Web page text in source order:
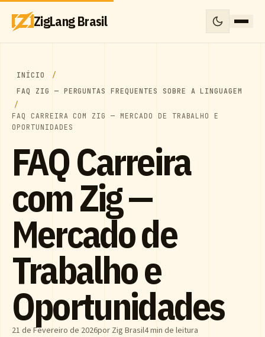
ZigLang Brasil
INÍCIO
FAQ ZIG — PERGUNTAS FREQUENTES SOBRE A LINGUAGEM
FAQ CARREIRA COM ZIG — MERCADO DE TRABALHO E
OPORTUNIDADES
FAQ Carreira
com Zig —
Mercado de
Trabalho e
Oportunidades
21 de Fevereiro de 2026por Zig Brasil4 min de leitura